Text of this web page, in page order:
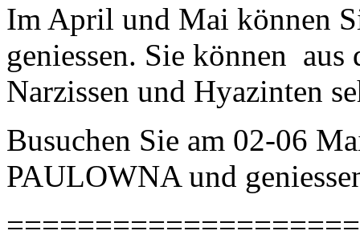
Im April und Mai können
geniessen. Sie können
Narzissen und Hyazinten
Busuchen Sie am 02-06
PAULOWNA und